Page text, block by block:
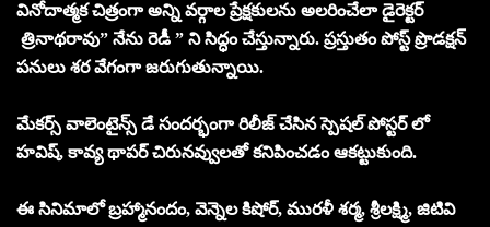
వినోదాత్మక చిత్రంగా అన్ని వర్గాల ప్రేక్షకులను అలరించేలా డైరెక్టర్
త్రినాథరావు” నేను రెడీ ” ని సిద్ధం చేస్తున్నారు. ప్రస్తుతం పోస్ట్ ప్రొడక్షన్
పనులు శర వేగంగా జరుగుతున్నాయి.
మేకర్స్ వాలెంటైన్స్ డే సందర్భంగా రిలీజ్ చేసిన స్పెషల్‌ పోస్టర్ లో
హవిష్, కావ్య థాపర్ చిరునవ్వులతో కనిపించడం ఆకట్టుకుంది.
ఈ సినిమాలో బ్రహ్మానందం, వెన్నెల కిషోర్, మురళీ శర్మ, శ్రీలక్ష్మి, జిటివి